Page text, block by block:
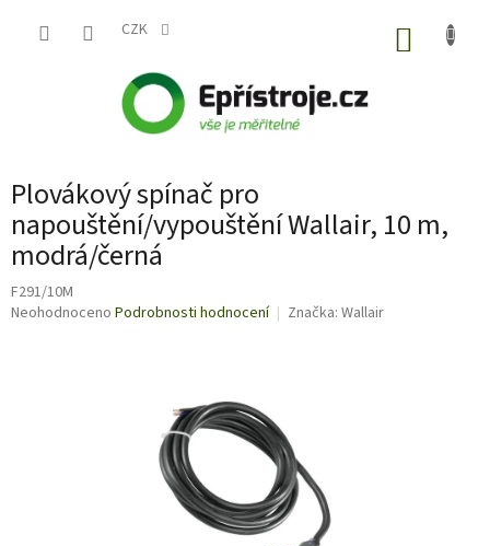
CZK
Plovákový spínač pro
napouštění/vypouštění Wallair, 10 m,
modrá/černá
F291/10M
Průměrné
Neohodnoceno Podrobnosti hodnocení Značka: Wallair